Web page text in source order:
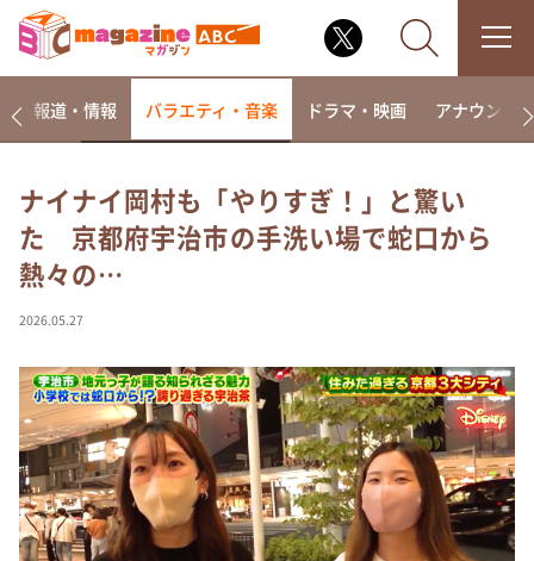
なるみ・岡村の過ぎるTV
相席食堂
これ余談なんですけど・・・
て真剣です
探偵！ナイトスクープ
news おかえり
河合＆A.B.C-Z塚田×福井アナ「なんでやねん！？」
（news おかえり）
DAIGOも台所 ～きょうの献立 何にする？～
報道・情報 バラエティ・音楽 ドラマ・映画 アナウンサー
ナイナイ岡村も「やりすぎ！」と驚い
た 京都府宇治市の手洗い場で蛇口から
熱々の…
2026.05.27